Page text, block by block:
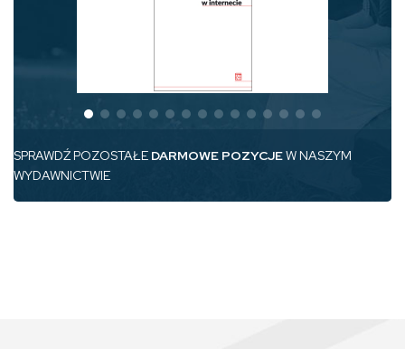
SPRAWDŹ POZOSTAŁE DARMOWE POZYCJEW NASZYM
WYDAWNICTWIE